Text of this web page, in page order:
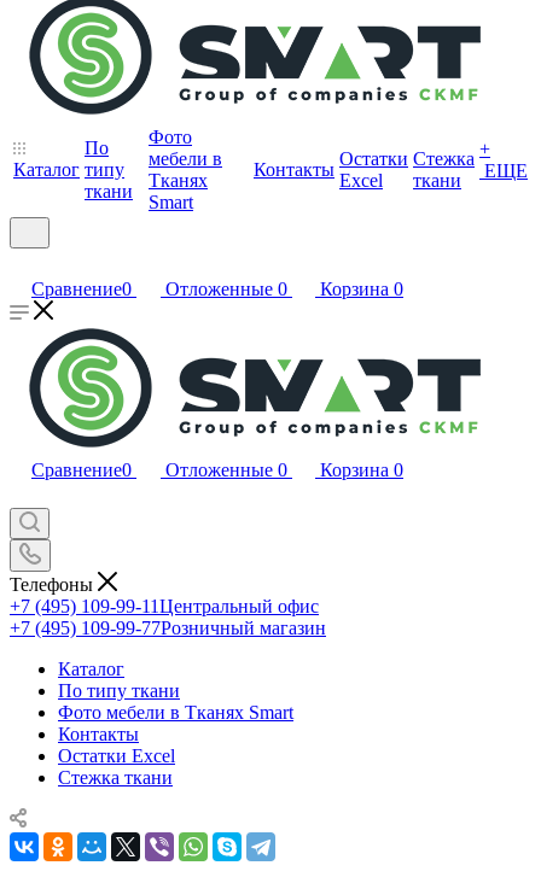
Каталог
По
типу
ткани
Фото
мебели в
Тканях
Smart
Контакты
Остатки
Excel
Стежка
ткани
+
ЕЩЕ
Сравнение0 Отложенные 0 Корзина 0
Сравнение0 Отложенные 0 Корзина 0
Телефоны
+7 (495) 109-99-11Центральный офис
+7 (495) 109-99-77Розничный магазин
Каталог
По типу ткани
Фото мебели в Тканях Smart
Контакты
Остатки Excel
Стежка ткани